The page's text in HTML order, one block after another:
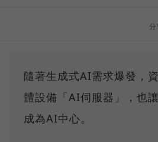
分
隨著生成式AI需求爆發，
體設備「AI伺服器」，也
成為AI中心。